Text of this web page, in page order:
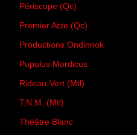
Périscope (Qc)
Premier Acte (Qc)
Productions Ondinnok
Pupulus Mordicus
Rideau-Vert (Mtl)
T.N.M. (Mtl)
Théâtre Blanc